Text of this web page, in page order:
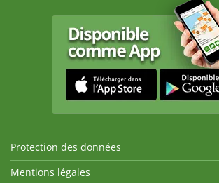
Protection des données
Mentions légales